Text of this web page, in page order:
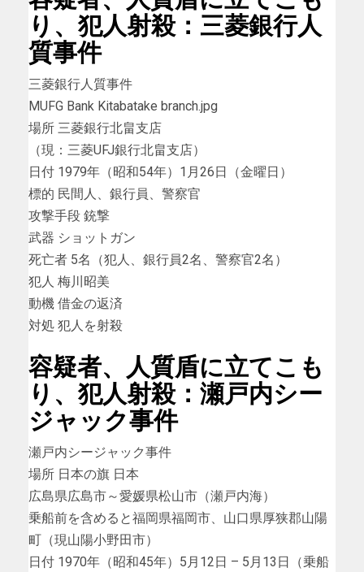
り、犯人射殺：三菱銀行人
質事件
三菱銀行人質事件
MUFG Bank Kitabatake branch.jpg
場所 三菱銀行北畠支店
（現：三菱UFJ銀行北畠支店）
日付 1979年（昭和54年）1月26日（金曜日）
標的 民間人、銀行員、警察官
攻撃手段 銃撃
武器 ショットガン
死亡者 5名（犯人、銀行員2名、警察官2名）
犯人 梅川昭美
動機 借金の返済
対処 犯人を射殺
容疑者、人質盾に立てこも
り、犯人射殺：瀬戸内シー
ジャック事件
瀬戸内シージャック事件
場所 日本の旗 日本
広島県広島市～愛媛県松山市（瀬戸内海）
乗船前を含めると福岡県福岡市、山口県厚狭郡山陽
町（現山陽小野田市）
日付 1970年（昭和45年）5月12日 – 5月13日（乗船